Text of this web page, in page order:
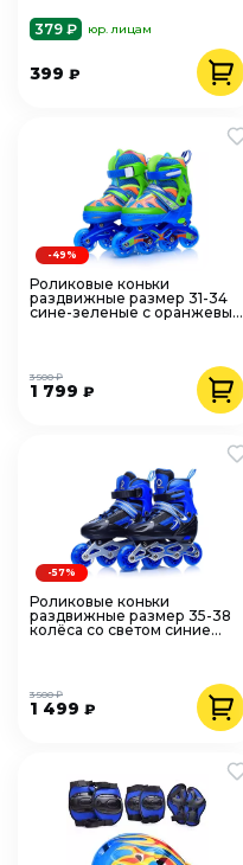
379 ₽ юр. лицам
399 ₽
Роликовые коньки
раздвижные размер 31-34
сине-зеленые с оранжевым
1 799 ₽
3 500 ₽
-49%
Роликовые коньки
раздвижные размер 35-38
колёса со светом синие
1 499 ₽
3 500 ₽
-57%